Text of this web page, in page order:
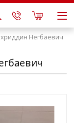
Негбаевич